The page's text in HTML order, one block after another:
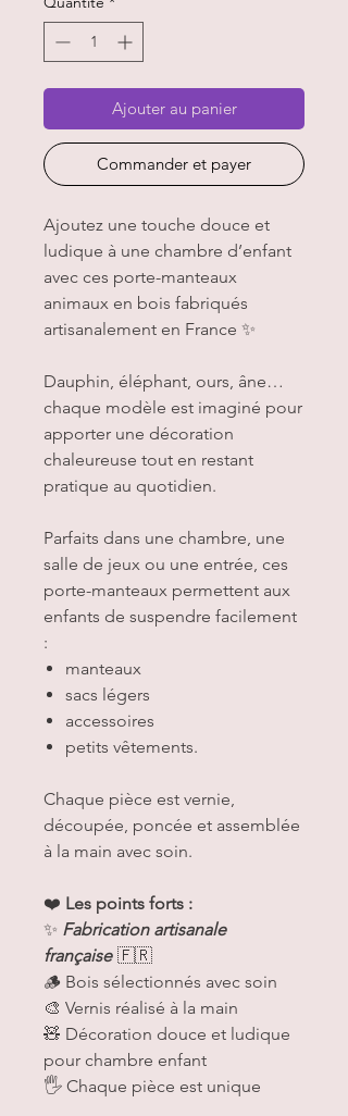
Ajouter au panier
Commander et payer
Ajoutez une touche douce et
ludique à une chambre d’enfant
avec ces porte-manteaux
animaux en bois fabriqués
artisanalement en France ✨
Dauphin, éléphant, ours, âne…
chaque modèle est imaginé pour
apporter une décoration
chaleureuse tout en restant
pratique au quotidien.
Parfaits dans une chambre, une
salle de jeux ou une entrée, ces
porte-manteaux permettent aux
enfants de suspendre facilement
:
manteaux
sacs légers
accessoires
petits vêtements.
Chaque pièce est vernie,
découpée, poncée et assemblée
à la main avec soin.
❤️ Les points forts :
✨ Fabrication artisanale
française 🇫🇷
🪵 Bois sélectionnés avec soin
🎨 Vernis réalisé à la main
🧸 Décoration douce et ludique
pour chambre enfant
🖐️ Chaque pièce est unique